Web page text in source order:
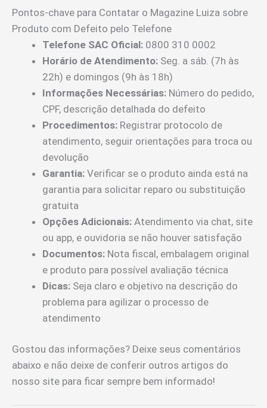
Pontos-chave para Contatar o Magazine Luiza sobre
Produto com Defeito pelo Telefone
Telefone SAC Oficial: 0800 310 0002
Horário de Atendimento: Seg. a sáb. (7h às
22h) e domingos (9h às 18h)
Informações Necessárias: Número do pedido,
CPF, descrição detalhada do defeito
Procedimentos: Registrar protocolo de
atendimento, seguir orientações para troca ou
devolução
Garantia: Verificar se o produto ainda está na
garantia para solicitar reparo ou substituição
gratuita
Opções Adicionais: Atendimento via chat, site
ou app, e ouvidoria se não houver satisfação
Documentos: Nota fiscal, embalagem original
e produto para possível avaliação técnica
Dicas: Seja claro e objetivo na descrição do
problema para agilizar o processo de
atendimento
Gostou das informações? Deixe seus comentários
abaixo e não deixe de conferir outros artigos do
nosso site para ficar sempre bem informado!